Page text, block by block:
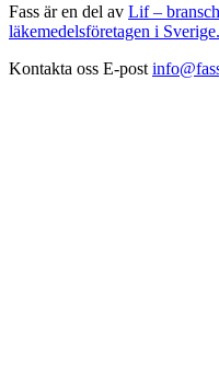
Fass är en del av Lif –
läkemedelsföretagen i Sverige.
Kontakta oss E-post